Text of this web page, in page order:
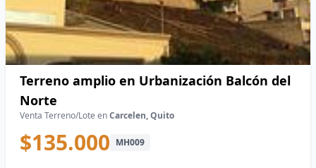
Terreno amplio en Urbanización Balcón del
Norte
Venta Terreno/Lote enCarcelen, Quito
$135.000 MH009